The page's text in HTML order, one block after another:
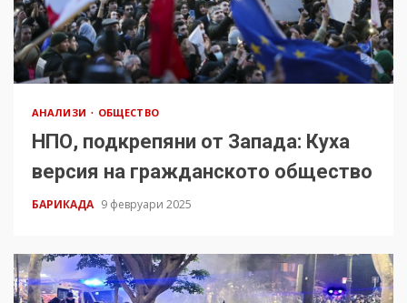
АНАЛИЗИ ОБЩЕСТВО
НПО, подкрепяни от Запада: Куха
версия на гражданското общество
БАРИКАДА 9 февруари 2025